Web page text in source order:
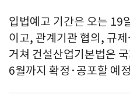
입법예고 기간은 오는 19
이고, 관계기관 협의, 규
거쳐 건설산업기본법은
6월까지 확정·공포할 예